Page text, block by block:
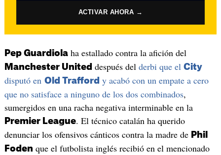
ACTIVAR AHORA →
Pep Guardiolaha estallado contra la afición del
Manchester United después del derbi que el City
disputó en Old Trafford y acabó con un empate a cero
que no satisface a ninguno de los dos combinados,
sumergidos en una racha negativa interminable en la
Premier League. El técnico catalán ha querido
denunciar los ofensivos cánticos contra la madre de Phil
Foden que el futbolista inglés recibió en el mencionado